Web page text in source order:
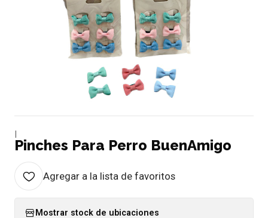
Pinches Para Perro BuenAmigo
Agregar a la lista de favoritos
Mostrar stock de ubicaciones